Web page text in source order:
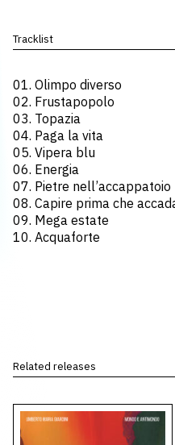
Tracklist
01. Olimpo diverso
02. Frustapopolo
03. Topazia
04. Paga la vita
05. Vipera blu
06. Energia
07. Pietre nell’accappatoio
08. Capire prima che
09. Mega estate
10. Acquaforte
Related releases